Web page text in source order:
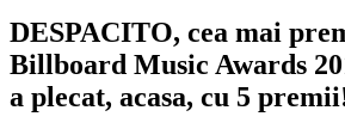
DESPACITO, cea mai
Billboard Music Awards
a plecat, acasa, cu 5